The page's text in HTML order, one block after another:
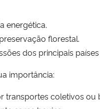
energética.
florestal.
dos principais
importância:
transportes coletivos ou